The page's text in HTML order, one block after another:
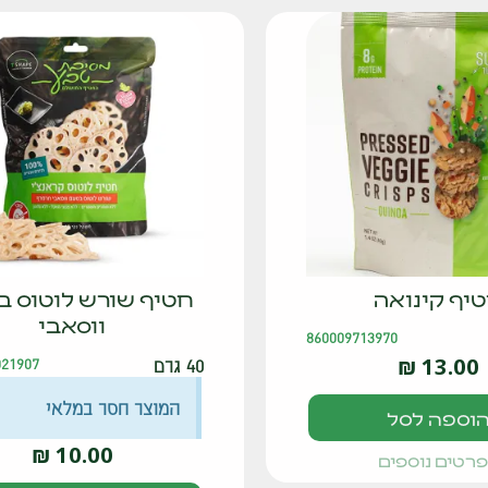
קינואה
860009713970
13.00
₪
הוספה לסל
נוספים
חטיף שורש לוטוס
ווסאבי
40 גרם
המוצר חסר במלאי
10.00
₪